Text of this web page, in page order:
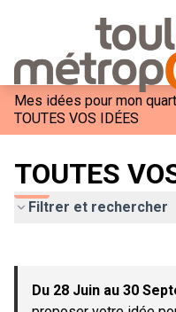
Mes idées pour mon
TOUTES VOS IDÉES
TOUTES
Filtrer et rechercher
−
Du 28 Juin au 30